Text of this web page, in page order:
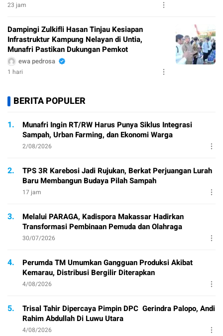
23 jam
Dampingi Zulkifli Hasan Tinjau Kesiapan
Infrastruktur Kampung Nelayan di Untia,
Munafri Pastikan Dukungan Pemkot
ewa pedrosa
1 hari
BERITA POPULER
1.
Munafri Ingin RT/RW Harus Punya Siklus Integrasi
Sampah, Urban Farming, dan Ekonomi Warga
2/08/2026
2.
TPS 3R Karebosi Jadi Rujukan, Berkat Perjuangan Lurah
Baru Membangun Budaya Pilah Sampah
17 jam
3.
Melalui PARAGA, Kadispora Makassar Hadirkan
Transformasi Pembinaan Pemuda dan Olahraga
30/07/2026
4.
Perumda TM Umumkan Gangguan Produksi Akibat
Kemarau, Distribusi Bergilir Diterapkan
4/08/2026
5.
Trisal Tahir Dipercaya Pimpin DPC Gerindra Palopo, Andi
Rahim Abdullah Di Luwu Utara
4/08/2026